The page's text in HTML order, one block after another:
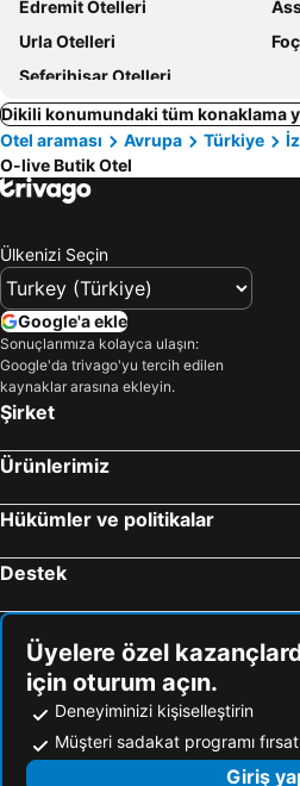
Edremit Otelleri
Urla Otelleri
Seferihisar Otelleri
Dikili konumundaki tüm konaklama
Otel araması
Avrupa Türkiye
O-live Butik Otel
Ülkenizi Seçin
Google'a ekle
Sonuçlarımıza kolayca ulaşın:
Google'da trivago'yu tercih edilen
kaynaklar arasına ekleyin.
Şirket
Ürünlerimiz
Hükümler ve politikalar
Destek
Üyelere özel
için oturum açın.
Deneyiminizi kişiselleştirin
Müşteri sadakat programı
Giriş